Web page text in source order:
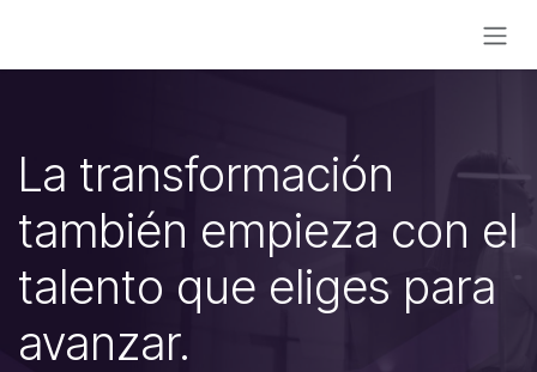
La transformación
también empieza con el
talento que eliges para
avanzar.